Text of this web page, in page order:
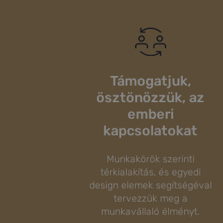
Támogatjuk,
ösztönözzük, az
emberi
kapcsolatokat
Munkakörök szerinti
térkialakítás, és egyedi
design elemek segítségéval
tervezzük meg a
munkavállaló élményt.